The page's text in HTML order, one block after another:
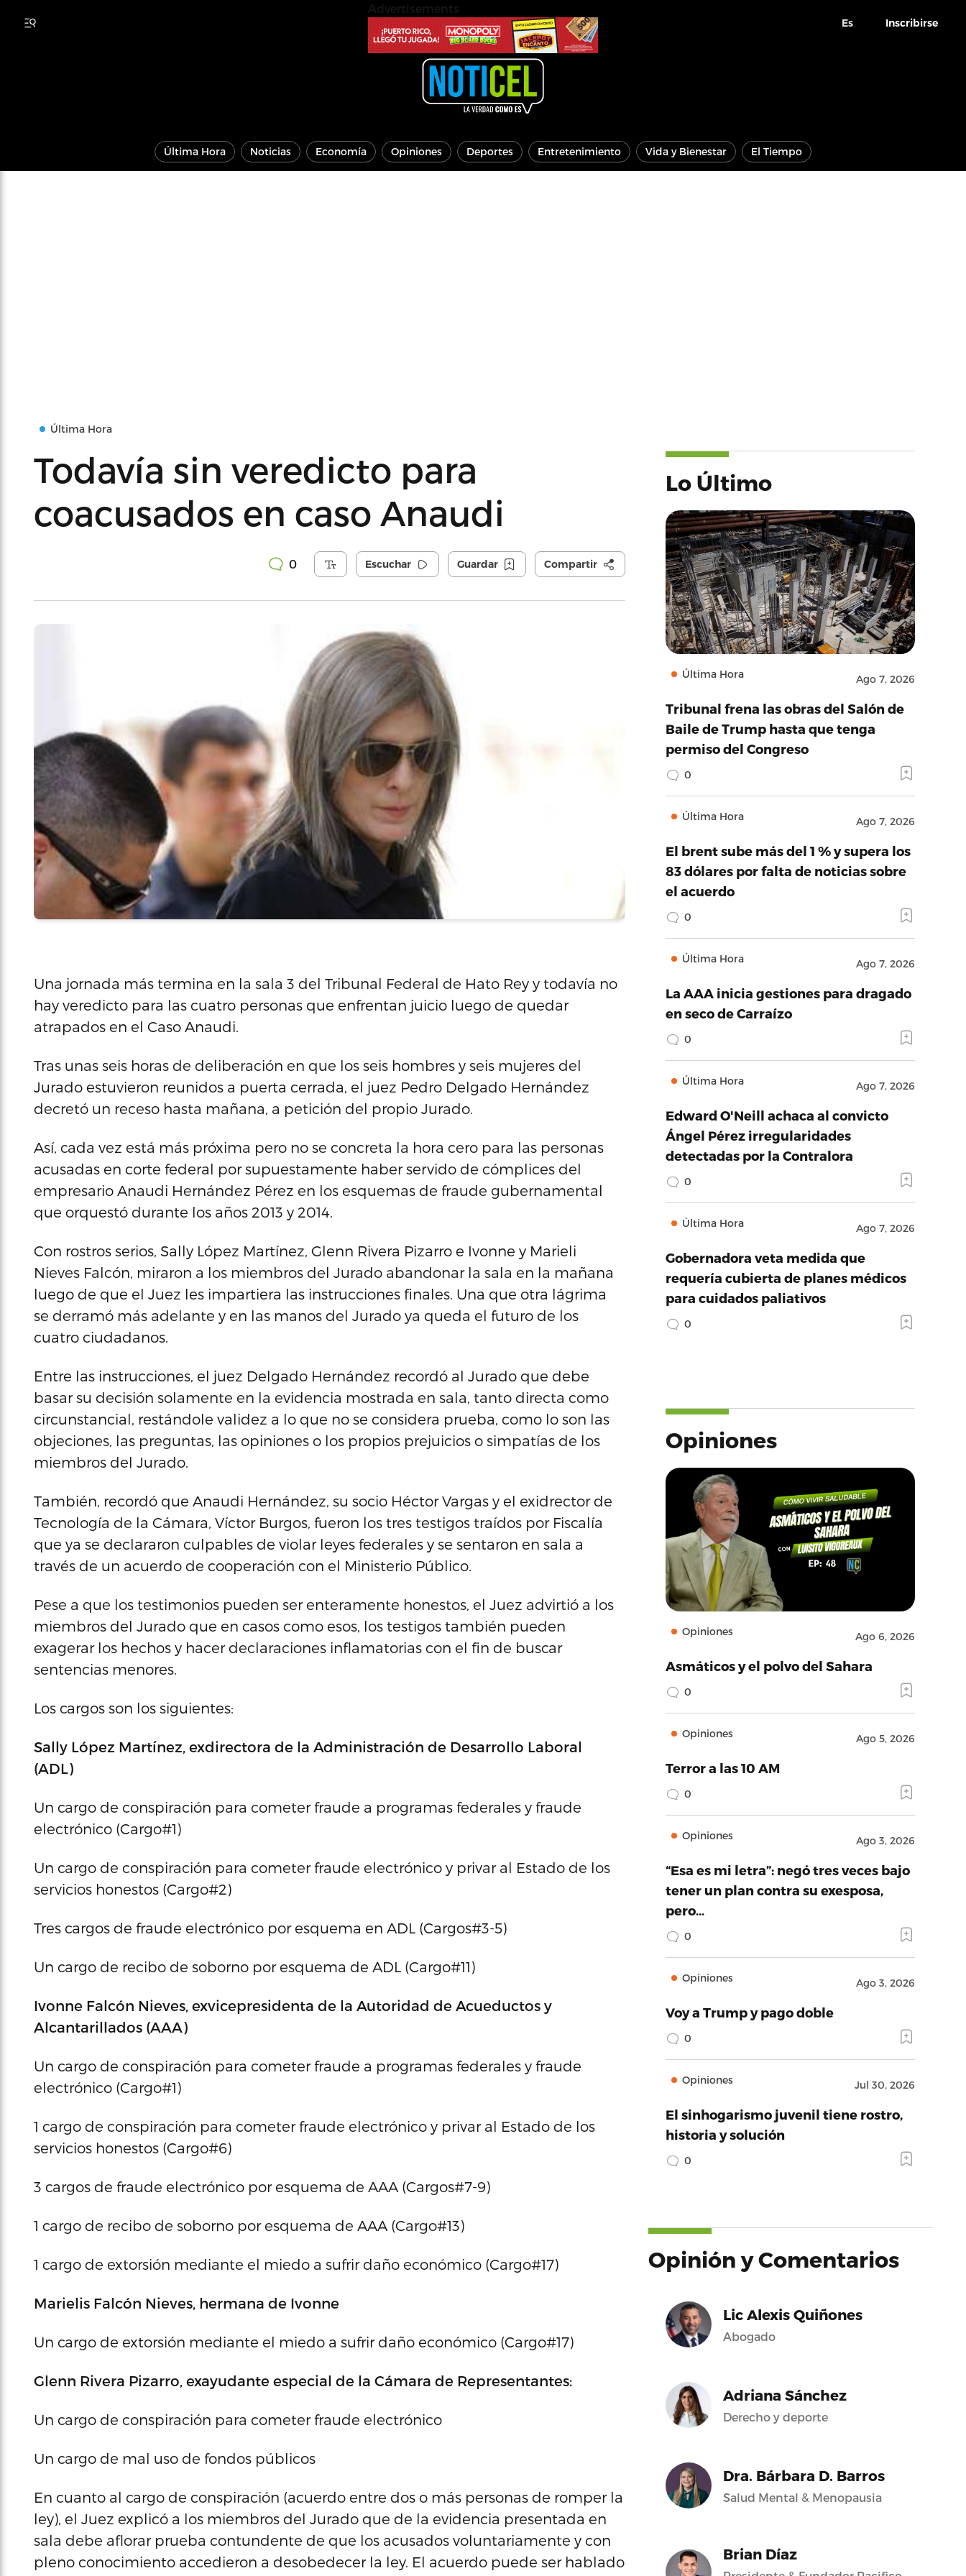
Es Inscribirse
Última Hora Noticias Economía Opiniones Deportes Entretenimiento Vida y Bienestar El Tiempo
Última Hora
Todavía sin veredicto para
coacusados en caso Anaudi
0 Escuchar Guardar Compartir
Una jornada más termina en la sala 3 del Tribunal Federal de Hato Rey y todavía no
hay veredicto para las cuatro personas que enfrentan juicio luego de quedar
atrapados en el Caso Anaudi.
Tras unas seis horas de deliberación en que los seis hombres y seis mujeres del
Jurado estuvieron reunidos a puerta cerrada, el juez Pedro Delgado Hernández
decretó un receso hasta mañana, a petición del propio Jurado.
Así, cada vez está más próxima pero no se concreta la hora cero para las personas
acusadas en corte federal por supuestamente haber servido de cómplices del
empresario Anaudi Hernández Pérez en los esquemas de fraude gubernamental
que orquestó durante los años 2013 y 2014.
Con rostros serios, Sally López Martínez, Glenn Rivera Pizarro e Ivonne y Marieli
Nieves Falcón, miraron a los miembros del Jurado abandonar la sala en la mañana
luego de que el Juez les impartiera las instrucciones finales. Una que otra lágrima
se derramó más adelante y en las manos del Jurado ya queda el futuro de los
cuatro ciudadanos.
Entre las instrucciones, el juez Delgado Hernández recordó al Jurado que debe
basar su decisión solamente en la evidencia mostrada en sala, tanto directa como
circunstancial, restándole validez a lo que no se considera prueba, como lo son las
objeciones, las preguntas, las opiniones o los propios prejuicios o simpatías de los
miembros del Jurado.
También, recordó que Anaudi Hernández, su socio Héctor Vargas y el exidrector de
Tecnología de la Cámara, Víctor Burgos, fueron los tres testigos traídos por Fiscalía
que ya se declararon culpables de violar leyes federales y se sentaron en sala a
través de un acuerdo de cooperación con el Ministerio Público.
Pese a que los testimonios pueden ser enteramente honestos, el Juez advirtió a los
miembros del Jurado que en casos como esos, los testigos también pueden
exagerar los hechos y hacer declaraciones inflamatorias con el fin de buscar
sentencias menores.
Los cargos son los siguientes:
Sally López Martínez, exdirectora de la Administración de Desarrollo Laboral
(ADL)
Un cargo de conspiración para cometer fraude a programas federales y fraude
electrónico (Cargo#1)
Un cargo de conspiración para cometer fraude electrónico y privar al Estado de los
servicios honestos (Cargo#2)
Tres cargos de fraude electrónico por esquema en ADL (Cargos#3-5)
Un cargo de recibo de soborno por esquema de ADL (Cargo#11)
Ivonne Falcón Nieves, exvicepresidenta de la Autoridad de Acueductos y
Alcantarillados (AAA)
Un cargo de conspiración para cometer fraude a programas federales y fraude
electrónico (Cargo#1)
1 cargo de conspiración para cometer fraude electrónico y privar al Estado de los
servicios honestos (Cargo#6)
3 cargos de fraude electrónico por esquema de AAA (Cargos#7-9)
1 cargo de recibo de soborno por esquema de AAA (Cargo#13)
1 cargo de extorsión mediante el miedo a sufrir daño económico (Cargo#17)
Marielis Falcón Nieves, hermana de Ivonne
Un cargo de extorsión mediante el miedo a sufrir daño económico (Cargo#17)
Glenn Rivera Pizarro, exayudante especial de la Cámara de Representantes:
Un cargo de conspiración para cometer fraude electrónico
Un cargo de mal uso de fondos públicos
En cuanto al cargo de conspiración (acuerdo entre dos o más personas de romper la
ley), el Juez explicó a los miembros del Jurado que de la evidencia presentada en
sala debe aflorar prueba contundente de que los acusados voluntariamente y con
pleno conocimiento accedieron a desobedecer la ley. El acuerdo puede ser hablado
Lo Último
Última Hora Ago 7, 2026
Tribunal frena las obras del Salón de
Baile de Trump hasta que tenga
permiso del Congreso
0
Última Hora Ago 7, 2026
El brent sube más del 1 % y supera los
83 dólares por falta de noticias sobre
el acuerdo
0
Última Hora Ago 7, 2026
La AAA inicia gestiones para dragado
en seco de Carraízo
0
Última Hora Ago 7, 2026
Edward O'Neill achaca al convicto
Ángel Pérez irregularidades
detectadas por la Contralora
0
Última Hora Ago 7, 2026
Gobernadora veta medida que
requería cubierta de planes médicos
para cuidados paliativos
0
Opiniones
Opiniones Ago 6, 2026
Asmáticos y el polvo del Sahara
0
Opiniones Ago 5, 2026
Terror a las 10 AM
0
Opiniones Ago 3, 2026
“Esa es mi letra”: negó tres veces bajo
tener un plan contra su exesposa,
pero…
0
Opiniones Ago 3, 2026
Voy a Trump y pago doble
0
Opiniones Jul 30, 2026
El sinhogarismo juvenil tiene rostro,
historia y solución
0
Opinión y Comentarios
Lic Alexis Quiñones
Abogado
Adriana Sánchez
Derecho y deporte
Dra. Bárbara D. Barros
Salud Mental & Menopausia
Brian Díaz